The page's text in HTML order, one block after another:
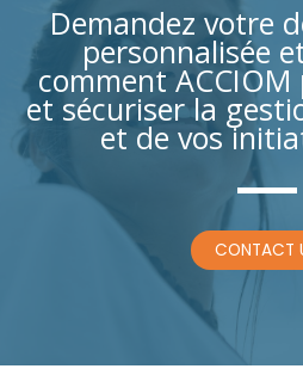
Demandez votre
personnalisée
comment
et sécuriser la
et de vos
CONTACT